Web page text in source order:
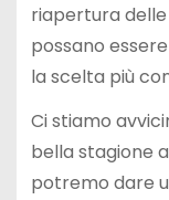
riapertura
possano
la scelta più
Ci stiamo
bella stagione
potremo dare